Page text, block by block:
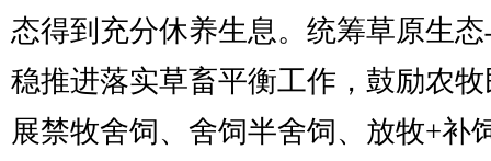
态得到充分休养生息。统筹草原生
稳推进落实草畜平衡工作，鼓励农
展禁牧舍饲、舍饲半舍饲、放牧+补